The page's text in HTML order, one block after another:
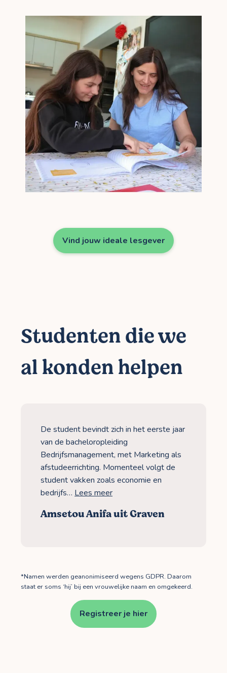
Vind jouw ideale lesgever
Studenten die we
al konden helpen
De student bevindt zich in het eerste jaar
van de bacheloropleiding
Bedrijfsmanagement, met Marketing als
afstudeerrichting. Momenteel volgt de
student vakken zoals economie en
bedrijfs… Lees meer
Amsetou Anifa uit Graven
*Namen werden geanonimiseerd wegens GDPR. Daarom
staat er soms ‘hij’ bij een vrouwelijke naam en omgekeerd.
Registreer je hier